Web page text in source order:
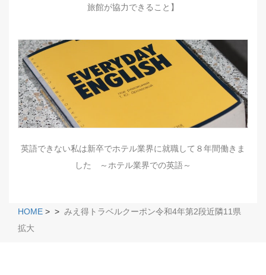
旅館が協力できること】
英語できない私は新卒でホテル業界に就職して８年間働きま
した ～ホテル業界での英語～
HOME > > みえ得トラベルクーポン令和4年第2段近隣11県
拡大